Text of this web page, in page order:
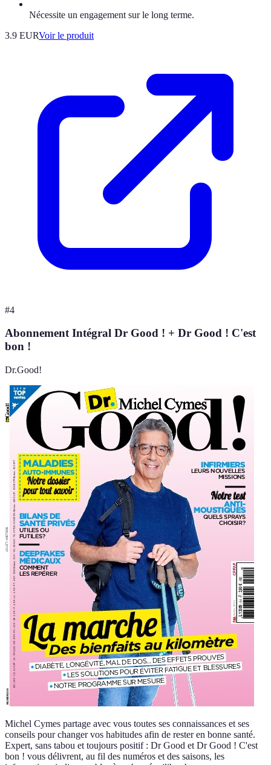
Nécessite un engagement sur le long terme.
3.9 EURVoir le produit
#4
Abonnement Intégral Dr Good ! + Dr Good ! C'est
bon !
Dr.Good!
Michel Cymes partage avec vous toutes ses connaissances et ses
conseils pour changer vos habitudes afin de rester en bonne santé.
Expert, sans tabou et toujours positif : Dr Good et Dr Good ! C'est
bon ! vous délivrent, au fil des numéros et des saisons, les